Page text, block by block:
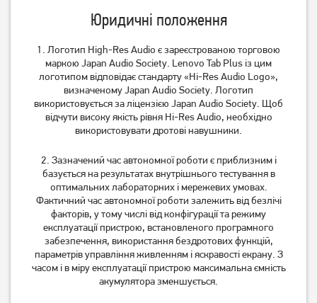
Юридичні положення
1. Логотип High-Res Audio є зареєстрованою торговою
маркою Japan Audio Society. Lenovo Tab Plus із цим
логотипом відповідає стандарту «Hi-Res Audio Logo»,
визначеному Japan Audio Society. Логотип
використовується за ліцензією Japan Audio Society. Щоб
відчути високу якість рівня Hi-Res Audio, необхідно
використовувати дротові навушники.
2. Зазначений час автономної роботи є приблизним і
базується на результатах внутрішнього тестування в
оптимальних лабораторних і мережевих умовах.
Фактичний час автономної роботи залежить від безлічі
факторів, у тому числі від конфігурації та режиму
експлуатації пристрою, встановленого програмного
забезпечення, використання бездротових функцій,
параметрів управління живленням і яскравості екрану. З
часом і в міру експлуатації пристрою максимальна ємність
акумулятора зменшується.